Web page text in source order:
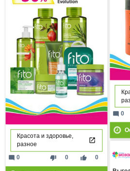
mode_comment 0
Красота и здоровье,
разное
thumb_down 0 thumb_up 0
mode_comment 0